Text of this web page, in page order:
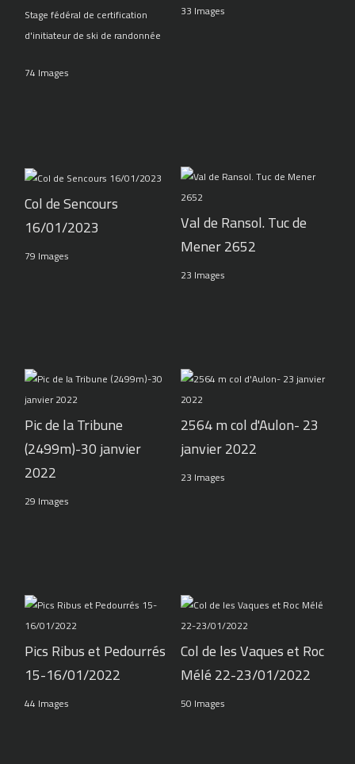
Stage fédéral de certification
d'initiateur de ski de randonnée
74 Images
33 Images
Col de Sencours
16/01/2023
79 Images
Val de Ransol. Tuc de
Mener 2652
23 Images
Pic de la Tribune
(2499m)-30 janvier
2022
29 Images
2564 m col d'Aulon- 23
janvier 2022
23 Images
Pics Ribus et Pedourrés
15-16/01/2022
44 Images
Col de les Vaques et Roc
Mélé 22-23/01/2022
50 Images